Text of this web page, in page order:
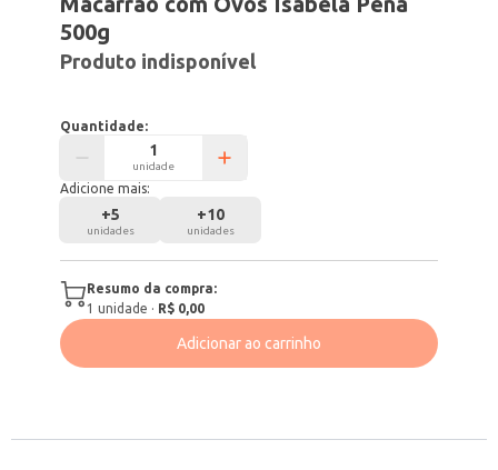
500g
Produto indisponível
Quantidade:
unidade
Adicione mais:
+5
unidades
+10
unidades
Resumo da compra:
1 unidade · R$ 0,00
Adicionar ao carrinho